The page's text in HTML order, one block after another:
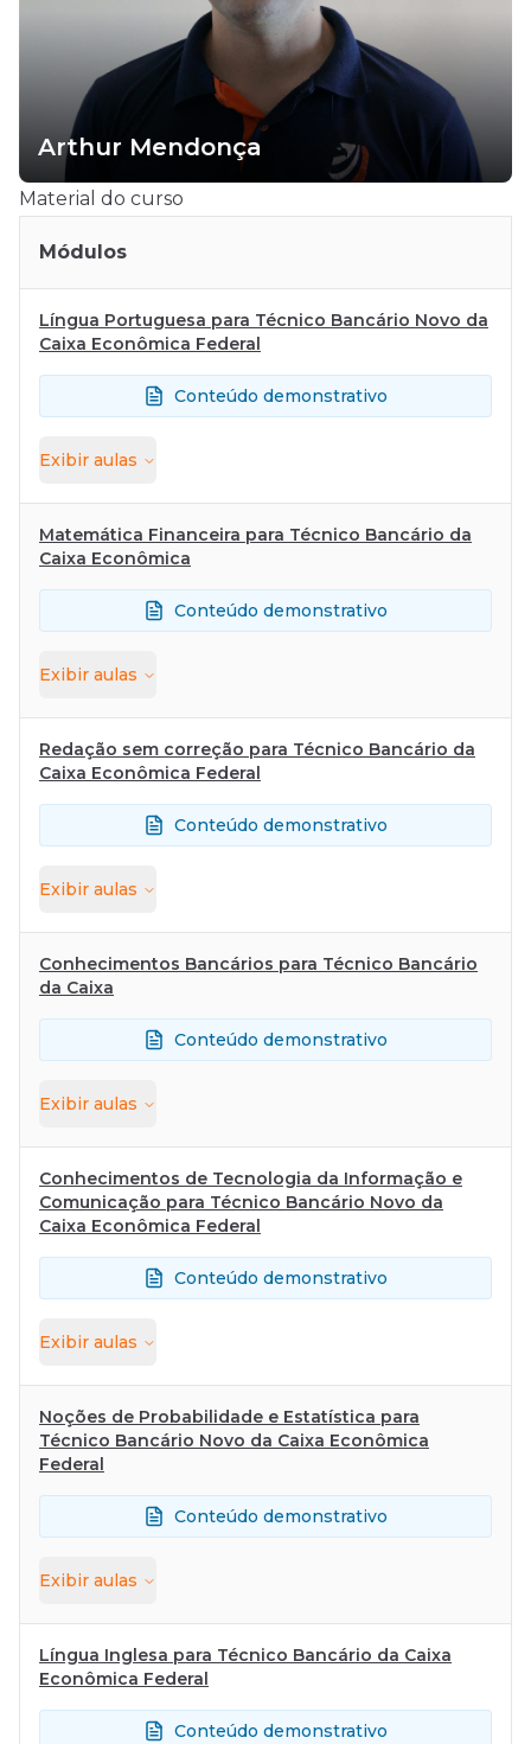
Arthur Mendonça
Material do curso
Módulos
Língua Portuguesa para Técnico Bancário Novo da
Caixa Econômica Federal
Conteúdo demonstrativo
Exibir aulas
Matemática Financeira para Técnico Bancário da
Caixa Econômica
Conteúdo demonstrativo
Exibir aulas
Redação sem correção para Técnico Bancário da
Caixa Econômica Federal
Conteúdo demonstrativo
Exibir aulas
Conhecimentos Bancários para Técnico Bancário
da Caixa
Conteúdo demonstrativo
Exibir aulas
Conhecimentos de Tecnologia da Informação e
Comunicação para Técnico Bancário Novo da
Caixa Econômica Federal
Conteúdo demonstrativo
Exibir aulas
Noções de Probabilidade e Estatística para
Técnico Bancário Novo da Caixa Econômica
Federal
Conteúdo demonstrativo
Exibir aulas
Língua Inglesa para Técnico Bancário da Caixa
Econômica Federal
Conteúdo demonstrativo